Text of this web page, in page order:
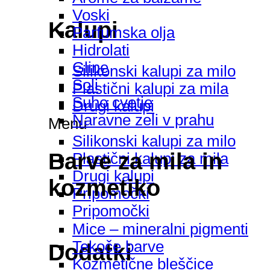
Kalupi
Silikonski kalupi za milo
Plastični kalupi za mila
Drugi kalupi
Menu
Silikonski kalupi za milo
Plastični kalupi za mila
Drugi kalupi
Pripomočki
Pripomočki
Dodatki
Voski
Parfumska olja
Hidrolati
Gline
Soli
Suho cvetje
Naravne zeli v prahu
Barve za mila in
kozmetiko
Mice – mineralni pigmenti
Tekoče barve
Kozmetične bleščice